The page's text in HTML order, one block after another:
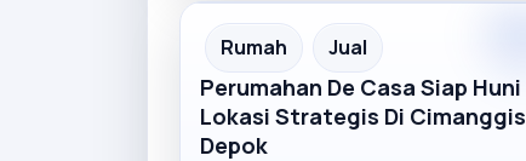
Recommended
Rumah Jual
Perumahan De Casa Siap Huni
Lokasi Strategis Di Cimanggis
Depok